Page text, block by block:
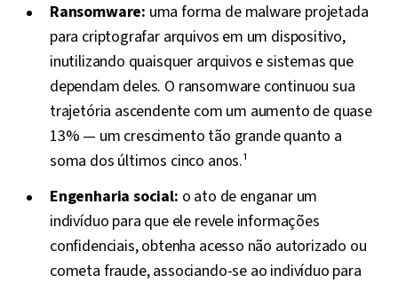
Ransomware: uma forma de malware projetada
para criptografar arquivos em um dispositivo,
inutilizando quaisquer arquivos e sistemas que
dependam deles. O ransomware continuou sua
trajetória ascendente com um aumento de quase
13% — um crescimento tão grande quanto a
soma dos últimos cinco anos.¹
Engenharia social: o ato de enganar um
indivíduo para que ele revele informações
confidenciais, obtenha acesso não autorizado ou
cometa fraude, associando-se ao indivíduo para